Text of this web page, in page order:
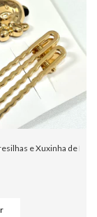
e Prata
e Xuxinha de